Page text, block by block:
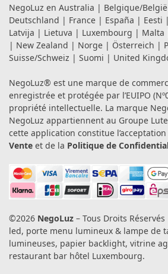
NegoLuz en Australia | Belgique/België
Deutschland | France | España | Eesti |
Latvija | Lietuva | Luxembourg | Malta
| New Zealand | Norge | Österreich |
Suisse/Schweiz | Suomi | United
NegoLuz® est une marque de
enregistrée et protégée par l’EUIPO
propriété intellectuelle. La marque
NegoLuz appartiennent au Groupe
cette application constitue l’acceptation
Vente et de la Politique de
©2026 NegoLuz – Tous Droits
led, porte menu lumineux & lampe de
lumineuses, papier backlight, vitrine
restaurant bar hôtel Luxembourg.